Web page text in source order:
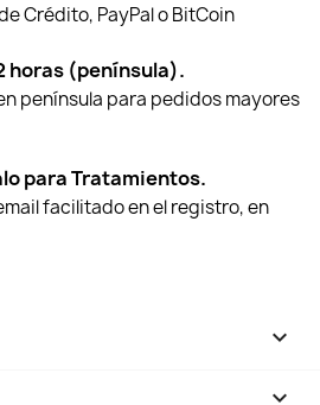
Crédito, PayPal o BitCoin
horas (península).
península para pedidos mayores
para Tratamientos.
facilitado en el registro, en

